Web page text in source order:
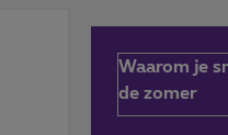
Waarom je
de zomer